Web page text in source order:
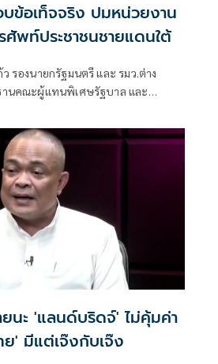
ข้อเท็จจริง ปมหน่วยงาน
พท์ประชาชนชายแดนใต้
รองนายกรัฐมนตรี และ รมว.ต่าง
านคณะผู้แทนพิเศษรัฐบาล และ
ร่วมกันให้สัมภาษณ์ชี้แจงถึงการแก้ไข
ม่คุ้มค่า
' มีแต่เจ๊งกับเจ๊ง